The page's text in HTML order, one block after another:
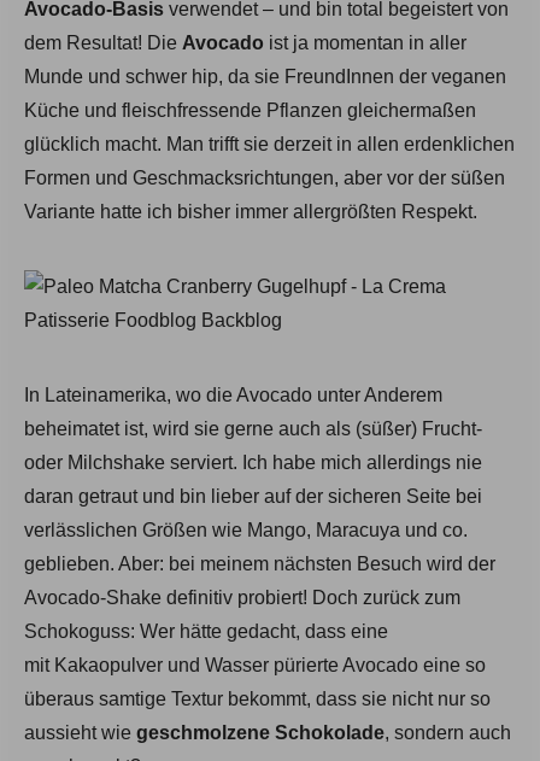
Avocado-Basis verwendet – und bin total begeistert von
dem Resultat! Die Avocado ist ja momentan in aller
Munde und schwer hip, da sie FreundInnen der veganen
Küche und fleischfressende Pflanzen gleichermaßen
glücklich macht. Man trifft sie derzeit in allen erdenklichen
Formen und Geschmacksrichtungen, aber vor der süßen
Variante hatte ich bisher immer allergrößten Respekt.
In Lateinamerika, wo die Avocado unter Anderem
beheimatet ist, wird sie gerne auch als (süßer) Frucht-
oder Milchshake serviert. Ich habe mich allerdings nie
daran getraut und bin lieber auf der sicheren Seite bei
verlässlichen Größen wie Mango, Maracuya und co.
geblieben. Aber: bei meinem nächsten Besuch wird der
Avocado-Shake definitiv probiert! Doch zurück zum
Schokoguss: Wer hätte gedacht, dass eine
mit Kakaopulver und Wasser pürierte Avocado eine so
überaus samtige Textur bekommt, dass sie nicht nur so
aussieht wie geschmolzene Schokolade, sondern auch